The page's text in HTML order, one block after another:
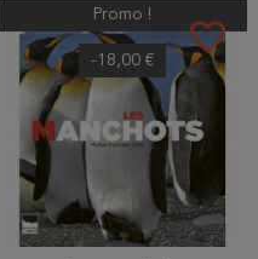
favorite_border
Promo !
-18,00 €